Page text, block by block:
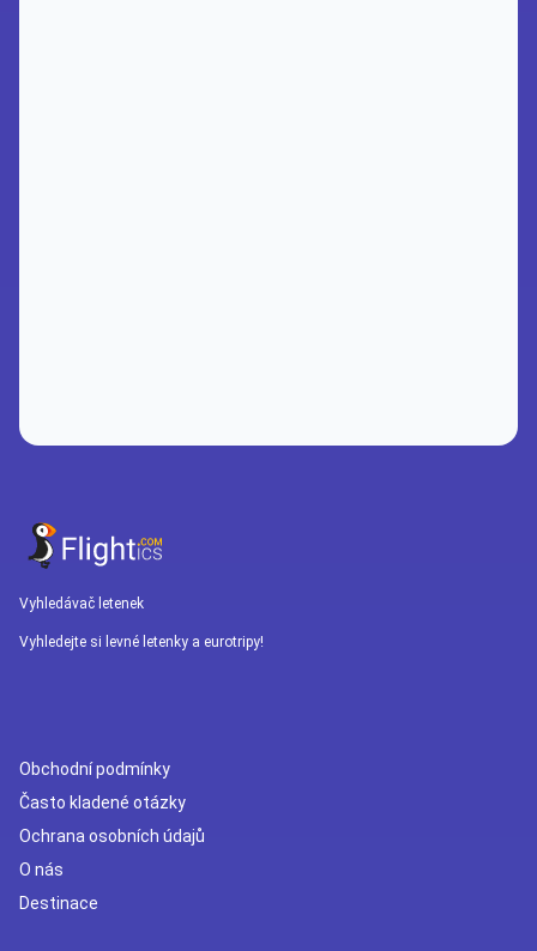
Vyhledávač letenek
Vyhledejte si levné letenky a eurotripy!
Obchodní podmínky
Často kladené otázky
Ochrana osobních údajů
O nás
Destinace